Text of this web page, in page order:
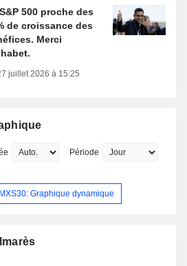
500 proche des
de croissance des
Merci
juillet 2026 à 15:25
Période
Graphique dynamique